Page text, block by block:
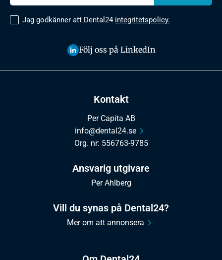
Kontakt
Per Capita AB
info@dental24.se
Org. nr: 556763-9785
Ansvarig utgivare
Per Ahlberg
Vill du synas på Dental24?
Mer om att annonsera
Jag godkänner att Dental24 integritetspolicy.
Följ oss på LinkedIn